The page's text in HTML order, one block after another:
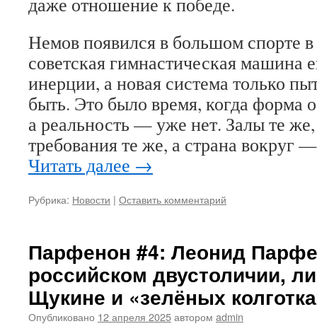
Немов появился в большом спорте в
советская гимнастическая машина
инерции, а новая система только
быть. Это было время, когда форма
а реальность — уже нет. Залы те
требования те же, а страна вокруг
Читать далее →
Рубрика: Новости | Оставить комментарий
Парфенон #4: Леонид
российском двустоличии,
Щукине и «зелёных
Опубликовано 12 апреля 2025автором admin